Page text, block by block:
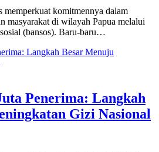
memperkuat komitmennya dalam
masyarakat di wilayah Papua melalui
(bansos). Baru-baru…
Penerima: Langkah
Gizi Nasional